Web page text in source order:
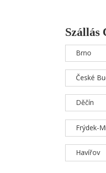
Szállás
Brno
České
Děčín
Frýdek-
Havířov